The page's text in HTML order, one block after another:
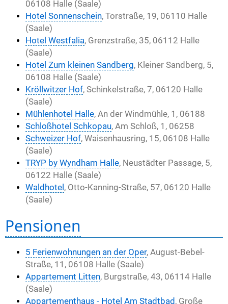
06108 Halle (Saale)
Hotel Sonnenschein, Torstraße, 19, 06110 Halle
(Saale)
Hotel Westfalia, Grenzstraße, 35, 06112 Halle
(Saale)
Hotel Zum kleinen Sandberg, Kleiner Sandberg, 5,
06108 Halle (Saale)
Kröllwitzer Hof, Schinkelstraße, 7, 06120 Halle
(Saale)
Mühlenhotel Halle, An der Windmühle, 1, 06188
Schloßhotel Schkopau, Am Schloß, 1, 06258
Schweizer Hof, Waisenhausring, 15, 06108 Halle
(Saale)
TRYP by Wyndham Halle, Neustädter Passage, 5,
06122 Halle (Saale)
Waldhotel , Otto-Kanning-Straße, 57, 06120 Halle
(Saale)
Pensionen
5 Ferienwohnungen an der Oper, August-Bebel-
Straße, 11, 06108 Halle (Saale)
Appartement Litten, Burgstraße, 43, 06114 Halle
(Saale)
Appartementhaus - Hotel Am Stadtbad , Große